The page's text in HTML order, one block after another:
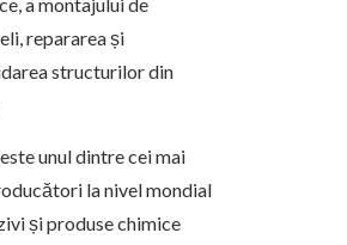
repararea și
structurilor din
unul dintre cei mai
la nivel mondial
și produse chimice